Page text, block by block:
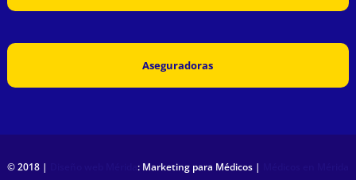
Aseguradoras
© 2018 | : Marketing para Médicos |